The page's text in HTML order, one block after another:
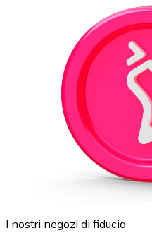
I nostri negozi di fiducia